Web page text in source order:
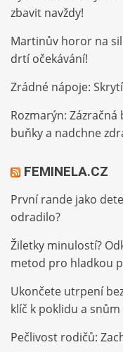
zbavit navždy!
Martinův horor na
drtí očekávání!
Zrádné nápoje:
Rozmarýn:
buňky a nadchne
FEMINELA.CZ
První rande jako
odradilo?
Žiletky minulostí?
metod pro hladkou
Ukončete utrpení
klíč k poklidu a snům
Pečlivost rodičů: